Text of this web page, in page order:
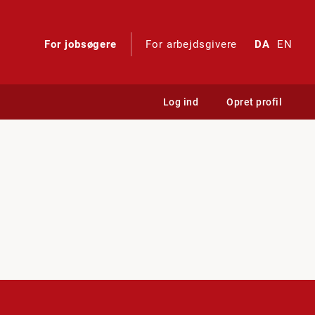
For jobsøgere For arbejdsgivere DA EN
Log ind Opret profil